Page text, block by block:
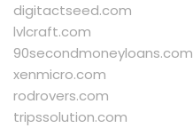
digitactseed.com
lvlcraft.com
90secondmoneyloans.com
xenmicro.com
rodrovers.com
tripssolution.com